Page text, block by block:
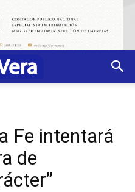
Fe intentará
de